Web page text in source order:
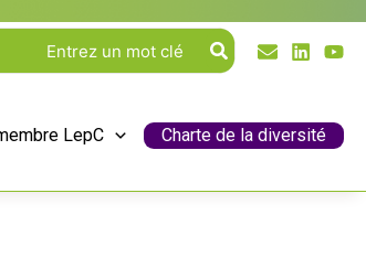
LepC Charte de la diversité